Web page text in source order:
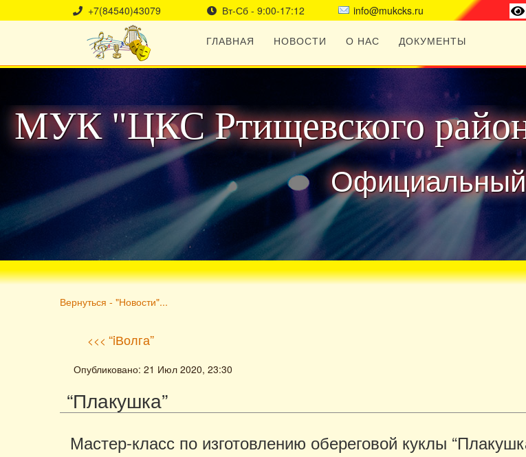
+7(84540)43079 Вт-Сб - 9:00-17:12 info@mukcks.ru
ГЛАВНАЯ НОВОСТИ О НАС ДОКУМЕНТЫ
МУК "ЦКС Ртищевского
Официальный
Вернуться - "Новости"...
<<< “iВолга”
Опубликовано: 21 Июл 2020, 23:30
“Плакушка”
Мастер-класс по изготовлению обереговой куклы